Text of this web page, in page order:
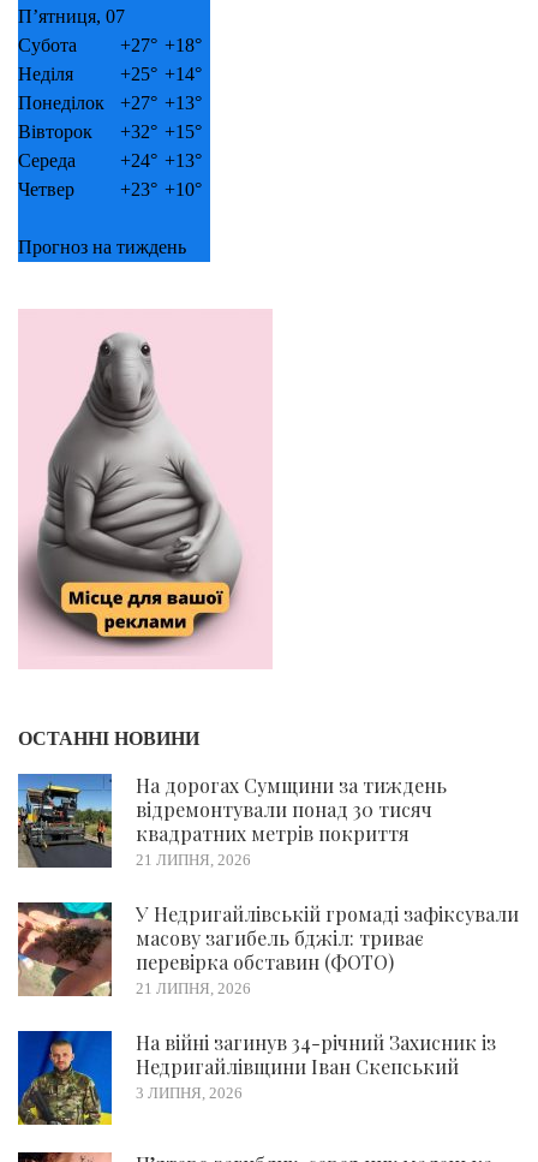
П’ятниця, 07
Субота
+27° +18°
Неділя
+25° +14°
Понеділок
+27° +13°
Вівторок
+32° +15°
Середа
+24° +13°
Четвер
+23° +10°
Прогноз на тиждень
ОСТАННІ НОВИНИ
На дорогах Сумщини за тиждень
відремонтували понад 30 тисяч
квадратних метрів покриття
21 ЛИПНЯ, 2026
У Недригайлівській громаді зафіксували
масову загибель бджіл: триває
перевірка обставин (ФОТО)
21 ЛИПНЯ, 2026
На війні загинув 34-річний Захисник із
Недригайлівщини Іван Скепський
3 ЛИПНЯ, 2026